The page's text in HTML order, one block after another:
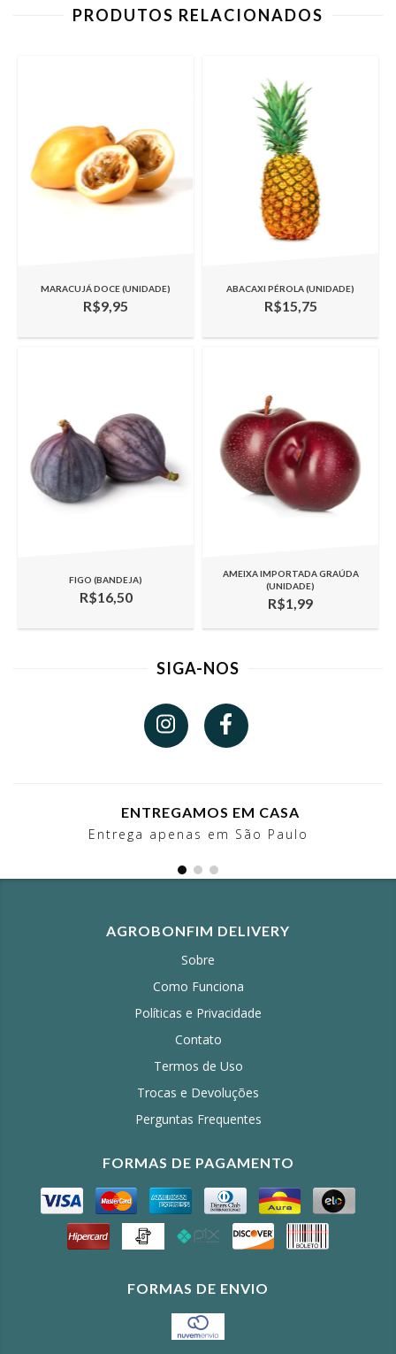
PRODUTOS RELACIONADOS
MARACUJÁ DOCE (UNIDADE)
R$9,95
ABACAXI PÉROLA (UNIDADE)
R$15,75
FIGO (BANDEJA)
R$16,50
AMEIXA IMPORTADA GRAÚDA
(UNIDADE)
R$1,99
SIGA-NOS
ENTREGAMOS EM CASA
Entrega apenas em São Paulo
AGROBONFIM DELIVERY
Sobre
Como Funciona
Políticas e Privacidade
Contato
Termos de Uso
Trocas e Devoluções
Perguntas Frequentes
FORMAS DE PAGAMENTO
FORMAS DE ENVIO